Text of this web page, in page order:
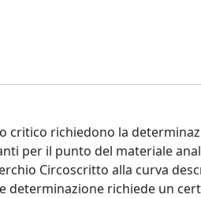
critico richiedono la
per il punto del materiale
Circoscritto alla curva
determinazione richiede un